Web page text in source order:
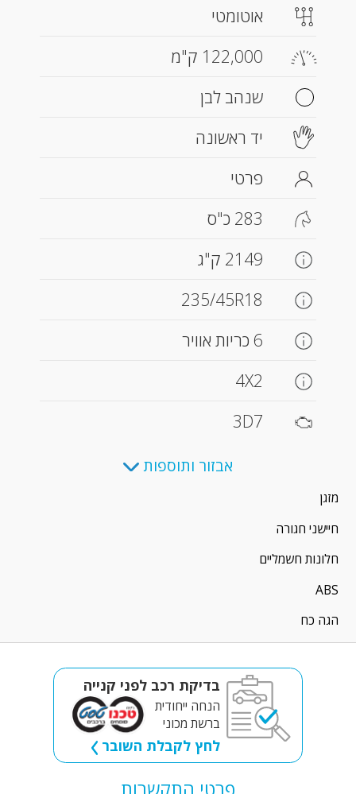
אוטומטי
122,000 ק"מ
שנהב לבן
יד ראשונה
פרטי
283 כ"ס
2149 ק"ג
235/45R18
6 כריות אוויר
4X2
3D7
אבזור ותוספות
מזגן
חיישני חגורה
חלונות חשמליים
ABS
הגה כח
בדיקת רכב לפני קנייה
הנחה ייחודית
ברשת מכוני
לחץ לקבלת השובר